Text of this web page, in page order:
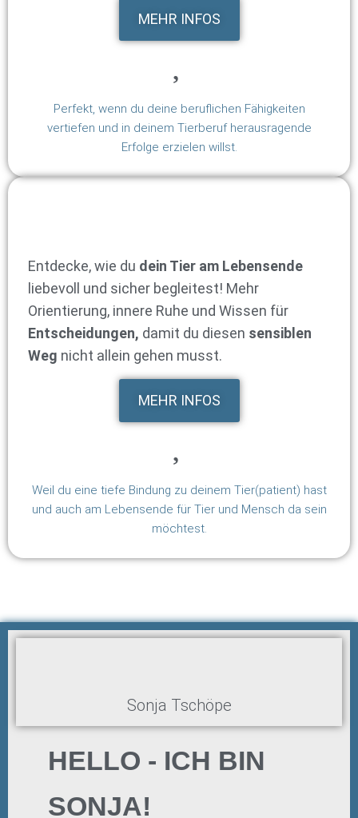
MEHR INFOS
Perfekt, wenn du deine beruflichen Fähigkeiten
vertiefen und in deinem Tierberuf herausragende
Erfolge erzielen willst.
Entdecke, wie du dein Tier am Lebensende
liebevoll und sicher begleitest! Mehr
Orientierung, innere Ruhe und Wissen für
Entscheidungen, damit du diesen sensiblen
Weg nicht allein gehen musst.
MEHR INFOS
Weil du eine tiefe Bindung zu deinem Tier(patient) hast
und auch am Lebensende für Tier und Mensch da sein
möchtest.
Sonja Tschöpe
HELLO - ICH BIN
SONJA!